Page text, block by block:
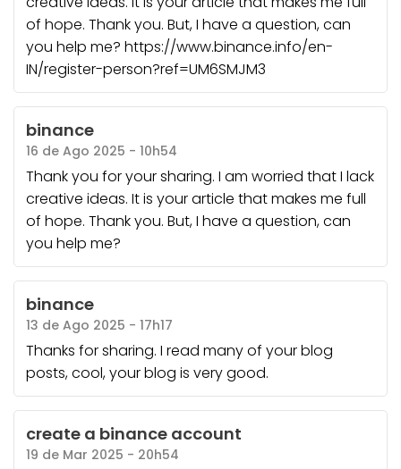
of hope. Thank you. But, I have a question, can
you help me? https://www.binance.info/en-
IN/register-person?ref=UM6SMJM3
binance
16 de Ago 2025 - 10h54
Thank you for your sharing. I am worried that I lack
creative ideas. It is your article that makes me full
of hope. Thank you. But, I have a question, can
you help me?
binance
13 de Ago 2025 - 17h17
Thanks for sharing. I read many of your blog
posts, cool, your blog is very good.
create a binance account
19 de Mar 2025 - 20h54